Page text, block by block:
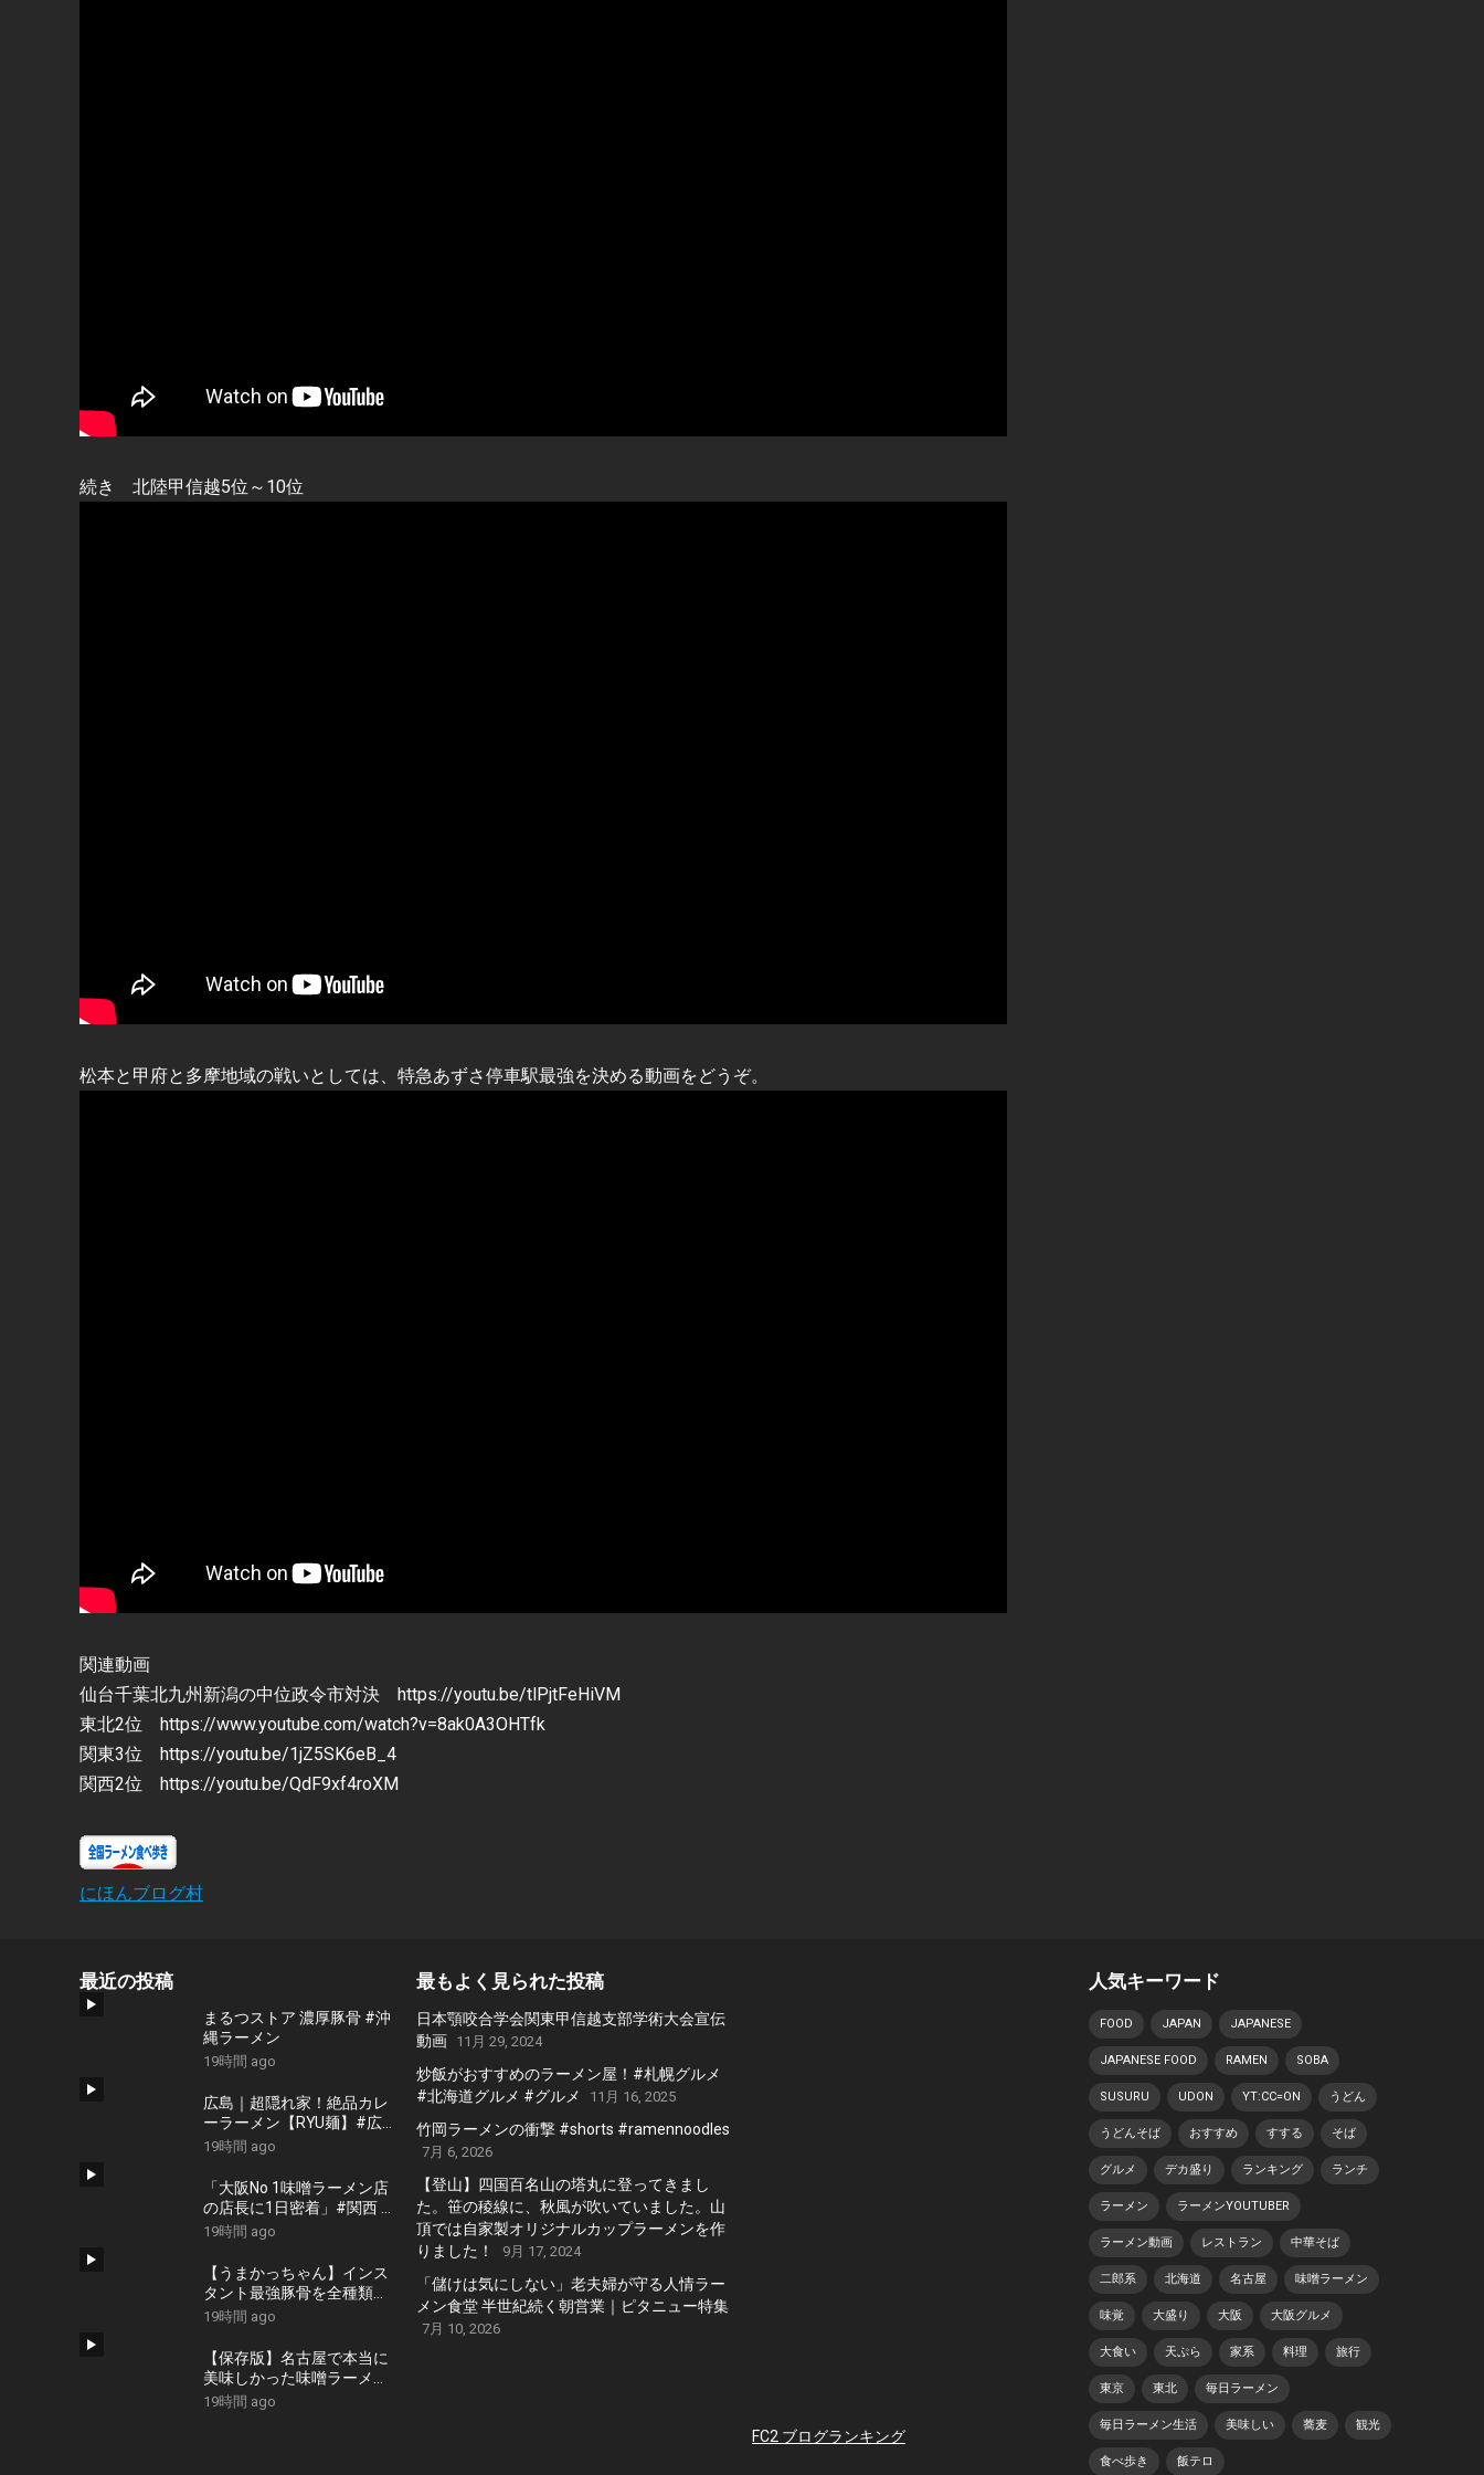
続き 北陸甲信越5位～10位
松本と甲府と多摩地域の戦いとしては、特急あずさ停車駅最強を決める動画をどうぞ。
関連動画
仙台千葉北九州新潟の中位政令市対決 https://youtu.be/tlPjtFeHiVM
東北2位 https://www.youtube.com/watch?v=8ak0A3OHTfk
関東3位 https://youtu.be/1jZ5SK6eB_4
関西2位 https://youtu.be/QdF9xf4roXM
にほんブログ村
最近の投稿
まるつストア 濃厚豚骨 #沖
縄ラーメン
19時間 ago
広島｜超隠れ家！絶品カレ
ーラーメン【RYU麺】#広
島 #広島グルメ #広島ラン
ナー #japanesefood
#japantrip #hiroshima
19時間 ago
「大阪No 1味噌ラーメン店
の店長に1日密着」#関西 #
國丸 #大阪 #ラーメン
19時間 ago
【うまかっちゃん】インス
タント最強豚骨を全種類食
って格付けしてみた。
19時間 ago
【保存版】名古屋で本当に
美味しかった味噌ラーメン
１６軒 食べログ ラーメン
19時間 ago
最もよく見られた投稿
日本顎咬合学会関東甲信越支部学術大会宣伝
動画
11月 29, 2024
炒飯がおすすめのラーメン屋！#札幌グルメ
#北海道グルメ #グルメ
11月 16, 2025
竹岡ラーメンの衝撃 #shorts #ramennoodles
7月 6, 2026
【登山】四国百名山の塔丸に登ってきまし
た。笹の稜線に、秋風が吹いていました。山
頂では自家製オリジナルカップラーメンを作
りました！
9月 17, 2024
「儲けは気にしない」老夫婦が守る人情ラー
メン食堂 半世紀続く朝営業｜ピタニュー特集
7月 10, 2026
FC2 ブログランキング
人気キーワード
FOOD JAPAN JAPANESE
JAPANESE FOOD RAMEN SOBA
SUSURU UDON YT:CC=ON うどん
うどんそば おすすめ すする そば
グルメ デカ盛り ランキング ランチ
ラーメン ラーメンYOUTUBER
ラーメン動画 レストラン 中華そば
二郎系 北海道 名古屋 味噌ラーメン
味覚 大盛り 大阪 大阪グルメ
大食い 天ぷら 家系 料理 旅行
東京 東北 毎日ラーメン
毎日ラーメン生活 美味しい 蕎麦 観光
食べ歩き 飯テロ